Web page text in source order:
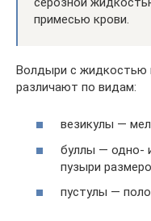
примесью крови.
Волдыри с жидкостью
различают по видам:
везикулы —
буллы — одно-
пузыри
пустулы —